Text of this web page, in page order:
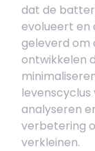
dat de
evolueert en
geleverd om
ontwikkelen
levenscyclus
analyseren
verbetering
verkleinen.